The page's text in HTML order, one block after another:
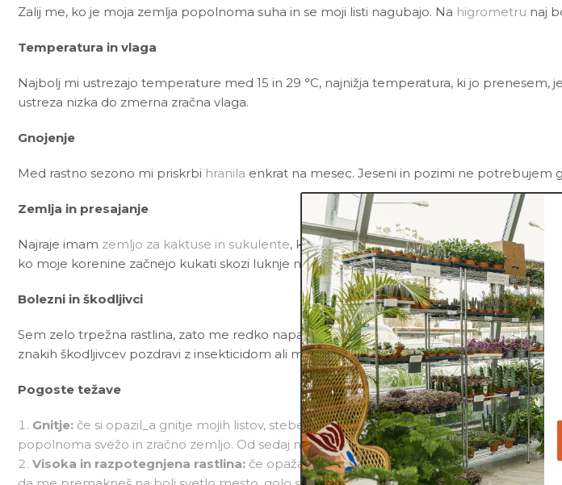
Zalij me, ko je moja zemlja popolnoma suha in se moji listi nagubajo. Na higrometru naj
Temperatura in vlaga
Najbolj mi ustrezajo temperature med 15 in 29 °C, najnižja temperatura, ki jo
ustreza nizka do zmerna zračna vlaga.
Gnojenje
Med rastno sezono mi priskrbi hranila enkrat na mesec. Jeseni in pozimi ne potrebujem
Zemlja in presajanje
Najraje imam zemljo za kaktuse in sukulente, ki poleg črne šote vsebuje tudi velik delež
ko moje korenine začnejo kukati skozi luknje na dnu lonca.
Bolezni in škodljivci
Sem zelo trpežna rastlina, zato me redko napadejo bolezni in škodljivci. Najbolj
znakih škodljivcev pozdravi z insekticidom ali mešanicoNeem tonikain vode.
Pogoste težave
Gnitje: če si opazil_a gnitje mojih listov, stebel in/ali korenin, si me po vsej verjetnosti
popolnoma svežo in zračno zemljo. Od sedaj naprej me, prosim, zalivaj manj pogosto.
Visoka in razpotegnjena rastlina: če opažaš, da sem se v tvoji negi nekoliko